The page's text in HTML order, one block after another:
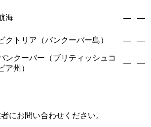
海 — —
クトリア（バンクーバー島） — —
ンクーバー（ブリティッシュコ
ア州）
— —
にお問い合わせください。